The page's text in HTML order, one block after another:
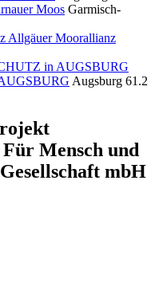
Moos Garmisch-
Allgäuer Moorallianz
Augsburg 61.2
Mensch und
mbH